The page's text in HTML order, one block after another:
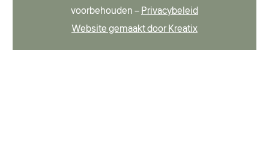
voorbehouden –Privacybeleid
Website gemaakt door Kreatix